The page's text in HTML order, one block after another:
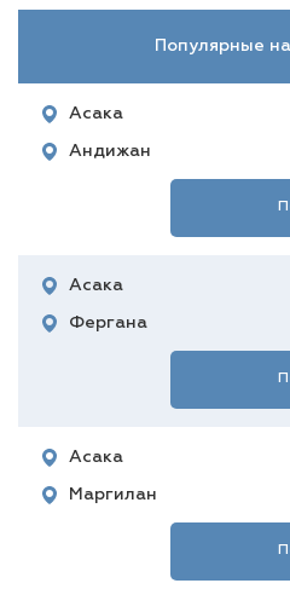
Популярные
Асака
Андижан
Асака
Фергана
Асака
Маргилан